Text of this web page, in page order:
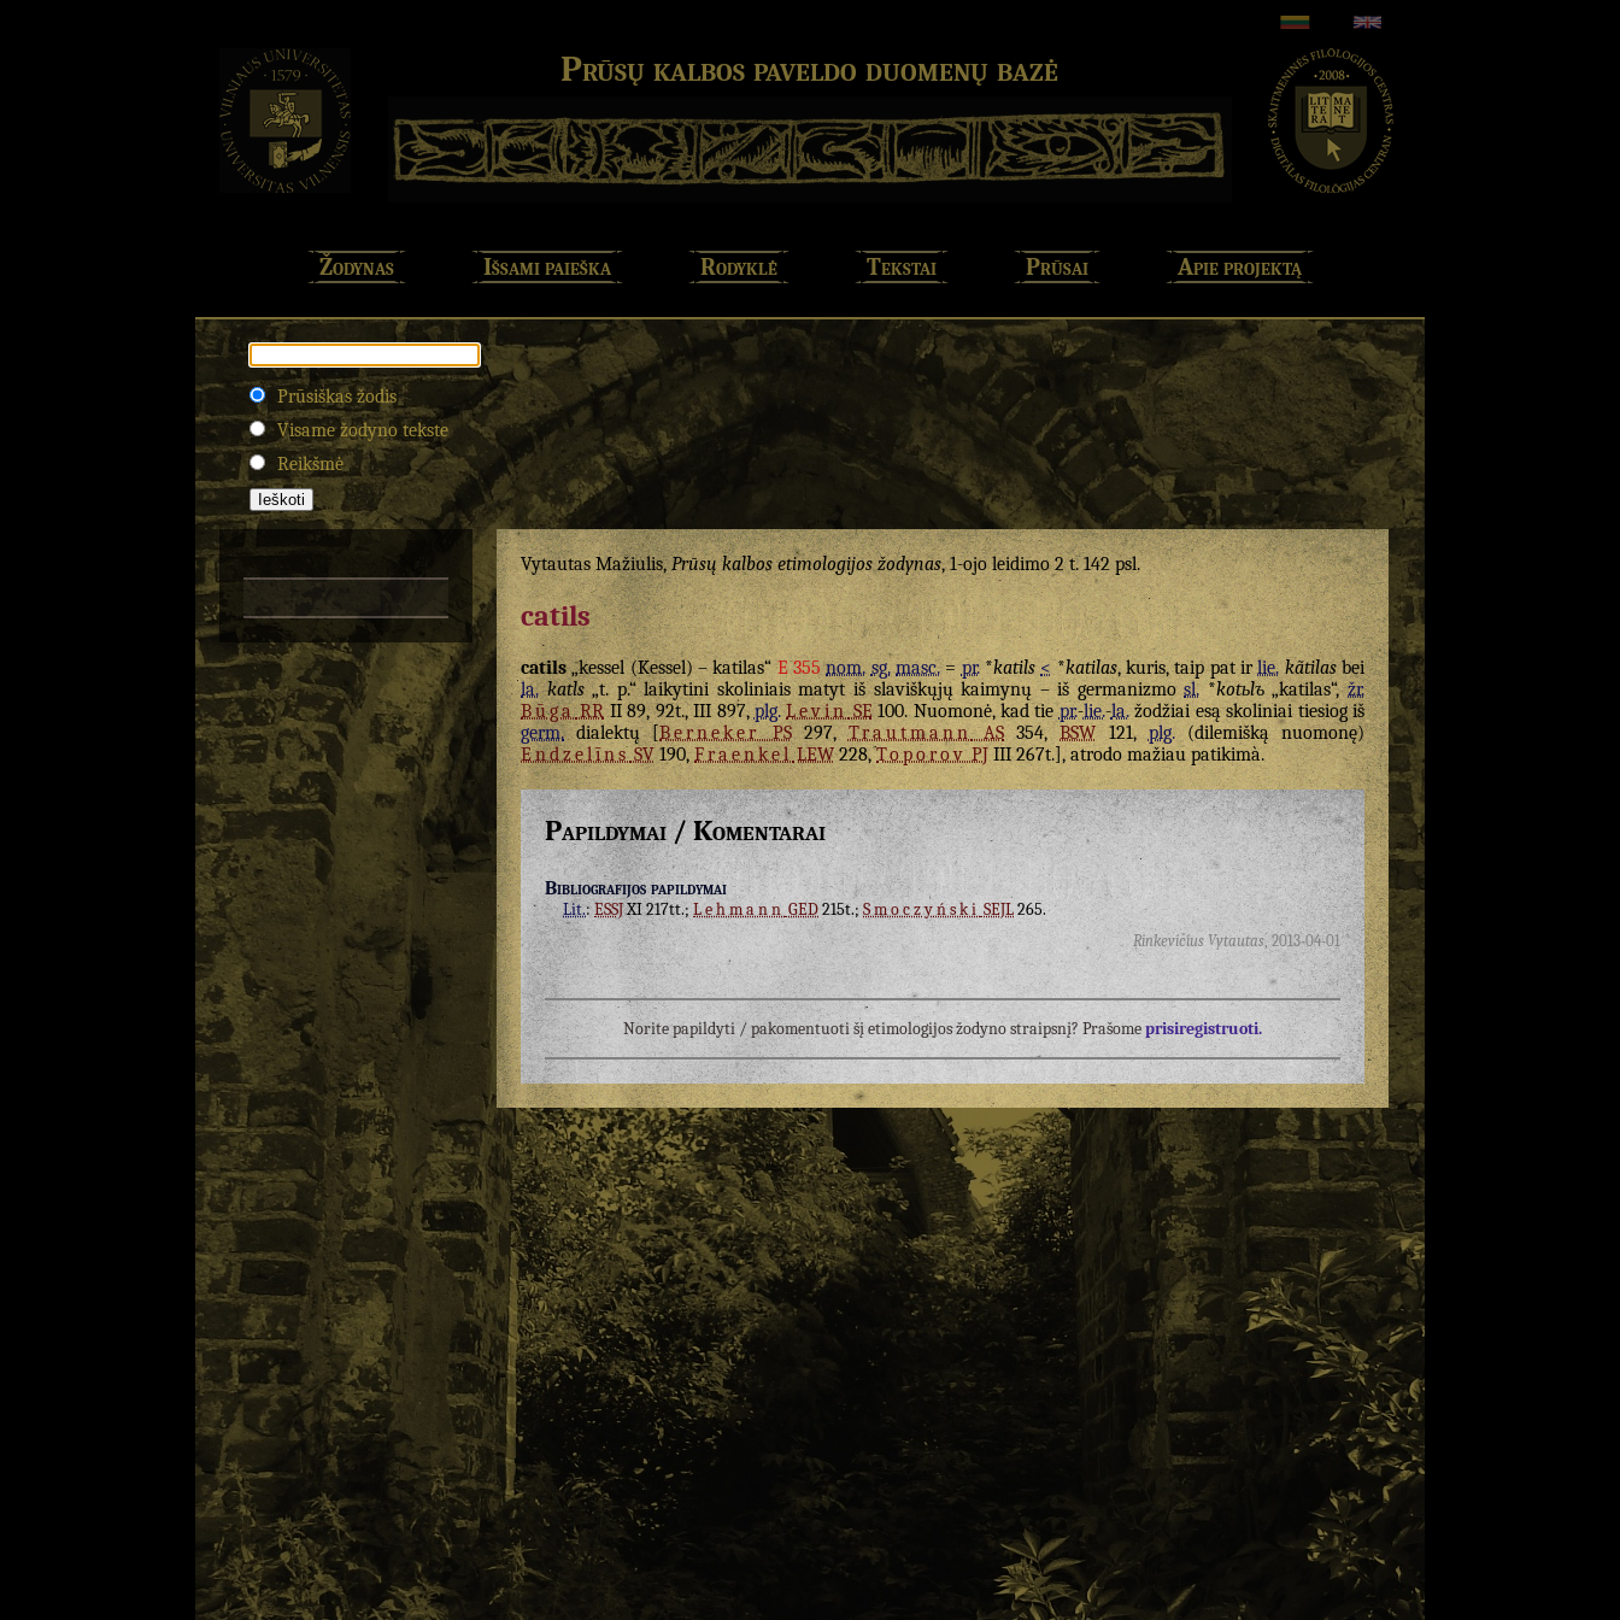
Prūsų kalbos paveldo duomenų bazė
Žodynas Išsami paieška Rodyklė Tekstai Prūsai Apie projektą
Prūsiškas žodis
Visame žodyno tekste
Reikšmė
Vytautas Mažiulis,Prūsų kalbos etimologijos žodynas, 1-ojo leidimo 2 t. 142 psl.
catils
catils„kessel (Kessel) – katilas“E 355 nom. sg. masc.=pr.*katils <*katilas, kuris, taip pat irlie. kãtilasbei
la. katls„t. p.“ laikytini skoliniais matyt iš slaviškųjų kaimynų – iš germanizmosl.*kotьlъ„katilas“,žr.
BūgaRRII 89, 92t., III 897,plg. LevinSE100. Nuomonė, kad tiepr.-lie.-la.žodžiai esą skoliniai tiesiog iš
germ.dialektų [BernekerPS297,TrautmannAS354,BSW121,plg.(dilemišką nuomonę)
EndzelīnsSV190,FraenkelLEW228,Toporov PJIII 267t.], atrodo mažiau patikimà.
Papildymai / Komentarai
Bibliografijos papildymai
Lit.:ESSJXI 217tt.; Lehmann GED215t.;Smoczyński SEJL265.
Rinkevičius Vytautas,2013-04-01
Norite papildyti / pakomentuoti šį etimologijos žodyno straipsnį? Prašomeprisiregistruoti.